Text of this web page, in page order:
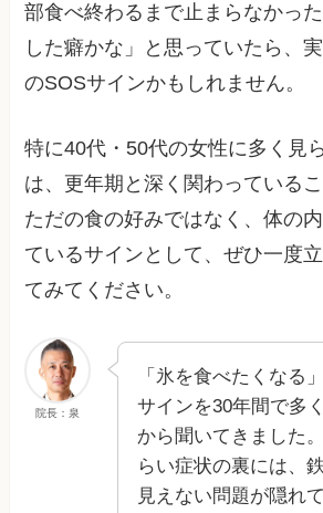
部食べ終わるまで止まらなかっ
した癖かな」と思っていたら、
のSOSサインかもしれません。
特に40代・50代の女性に多く見
は、更年期と深く関わっているこ
ただの食の好みではなく、体の
ているサインとして、ぜひ一度
てみてください。
院長：泉
「氷を食べたくなる
サインを30年間で多
から聞いてきました
らい症状の裏には、
見えない問題が隠れ